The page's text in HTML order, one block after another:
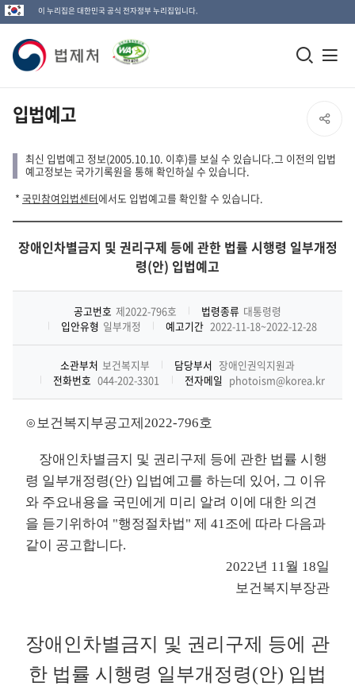
이 누리집은 대한민국 공식 전자정부 누리집입니다.
법
제
처
고
모
색
입법예고
최신 입법예고 정보(2005.10.10. 이후)를 보실 수 있습니다.그 이전의 입법
예고정보는 국가기록원을 통해 확인하실 수 있습니다.
SNS
공
열
기
* 국민참여입법센터에서도 입법예고를 확인할 수 있습니다.
장애인차별금지 및 권리구제 등에 관한 법률 시행령 일부개정
령(안) 입법예고
공고번호 제2022-796호 법령종류 대통령령
입안유형 일부개정 예고기간 2022-11-18~2022-12-28
소관부처 보건복지부 담당부서 장애인권익지원과
전화번호 044-202-3301 전자메일 photoism@korea.kr
⊙보건복지부공고제2022-796호
장애인차별금지 및 권리구제 등에 관한 법률 시행
령 일부개정령(안) 입법예고를 하는데 있어, 그 이유
와 주요내용을 국민에게 미리 알려 이에 대한 의견
을 듣기위하여 "행정절차법" 제 41조에 따라 다음과
같이 공고합니다.
2022년 11월 18일
보건복지부장관
장애인차별금지 및 권리구제 등에 관
한 법률 시행령 일부개정령(안) 입법